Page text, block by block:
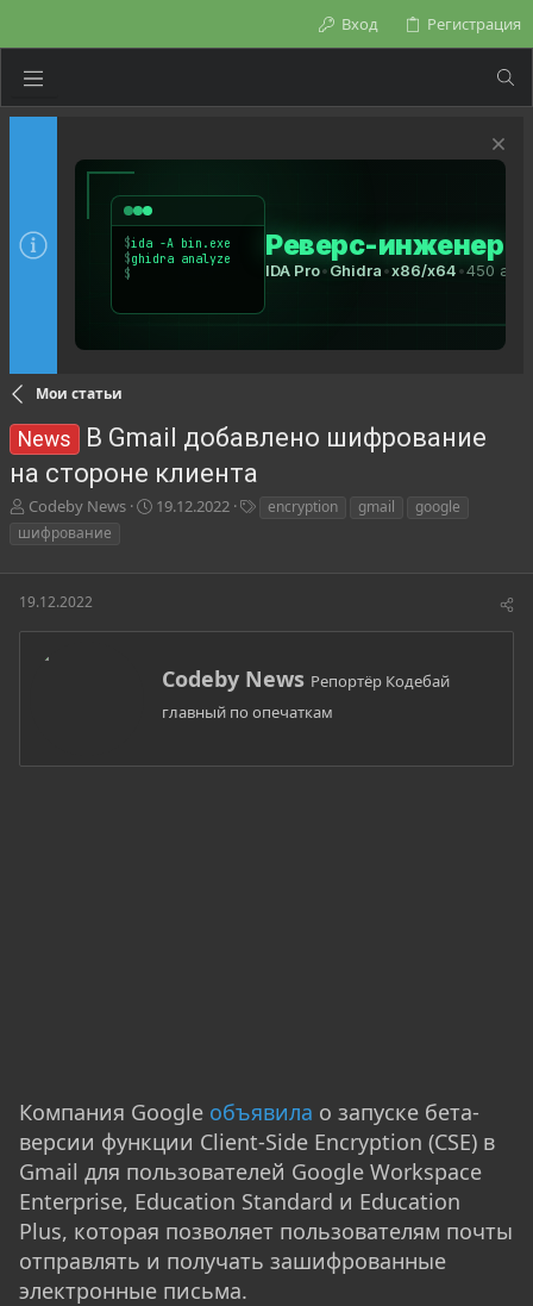
Вход Регистрация
Мои статьи
News
В Gmail добавлено шифрование
на стороне клиента
А
в
о
т
е
Codeby News
Д
а
ч
л
19.12.2022
и
encryption gmail
google
шифрование
19.12.2022
А
т
Codeby News Репортёр Кодебай
главный по опечаткам
Компания Google объявила о запуске бета-
версии функции Client-Side Encryption (CSE) в
Gmail для пользователей Google Workspace
Enterprise, Education Standard и Education
Plus, которая позволяет пользователям почты
отправлять и получать зашифрованные
электронные письма.